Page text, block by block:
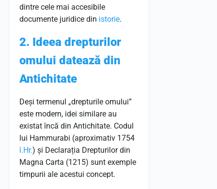
dintre cele mai accesibile
documente juridice din istorie.
2. Ideea drepturilor
omului datează din
Antichitate
Deși termenul „drepturile omului”
este modern, idei similare au
existat încă din Antichitate. Codul
lui Hammurabi (aproximativ 1754
î.Hr.) și Declarația Drepturilor din
Magna Carta (1215) sunt exemple
timpurii ale acestui concept.